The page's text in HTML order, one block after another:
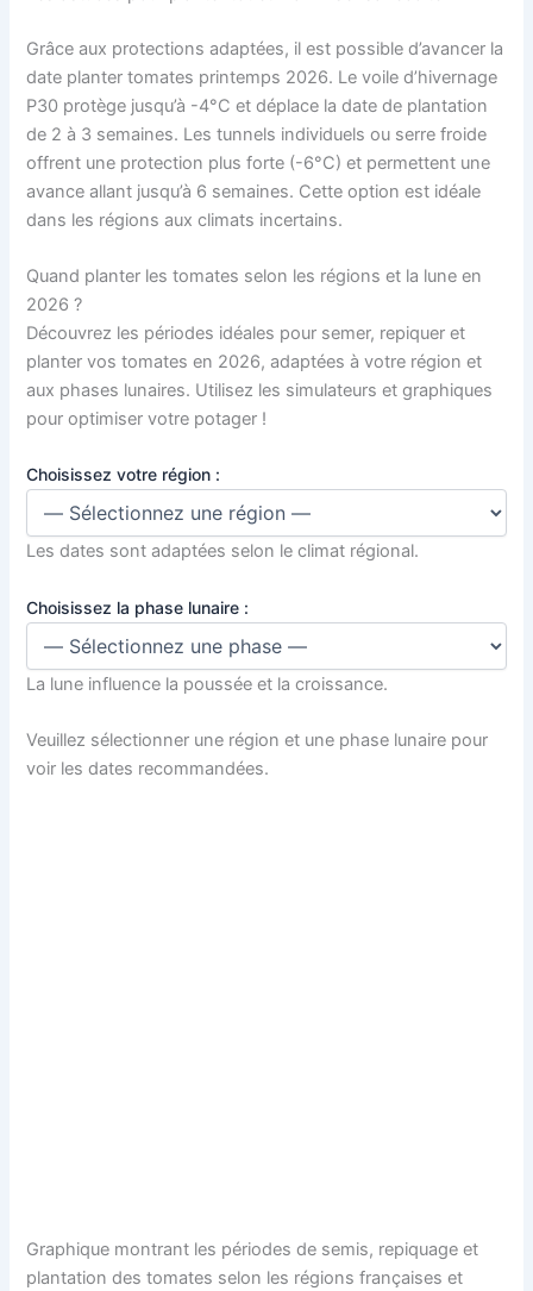
Grâce aux protections adaptées, il est possible d’avancer la
date planter tomates printemps 2026. Le voile d’hivernage
P30 protège jusqu’à -4°C et déplace la date de plantation
de 2 à 3 semaines. Les tunnels individuels ou serre froide
offrent une protection plus forte (-6°C) et permettent une
avance allant jusqu’à 6 semaines. Cette option est idéale
dans les régions aux climats incertains.
Quand planter les tomates selon les régions et la lune en
2026 ?
Découvrez les périodes idéales pour semer, repiquer et
planter vos tomates en 2026, adaptées à votre région et
aux phases lunaires. Utilisez les simulateurs et graphiques
pour optimiser votre potager !
Choisissez votre région :
Les dates sont adaptées selon le climat régional.
Choisissez la phase lunaire :
La lune influence la poussée et la croissance.
Veuillez sélectionner une région et une phase lunaire pour
voir les dates recommandées.
Graphique montrant les périodes de semis, repiquage et
plantation des tomates selon les régions françaises et